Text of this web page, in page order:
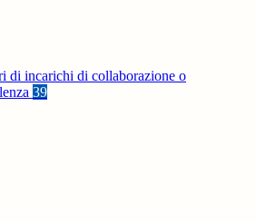
di incarichi di collaborazione o
39